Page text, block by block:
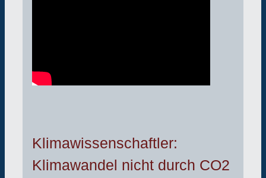
Klimawissenschaftler:
Klimawandel nicht durch CO2